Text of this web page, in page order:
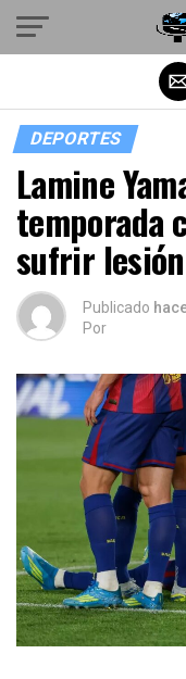
DEPORTES
Lamine
temporada
sufrir lesión
Publicado
Por